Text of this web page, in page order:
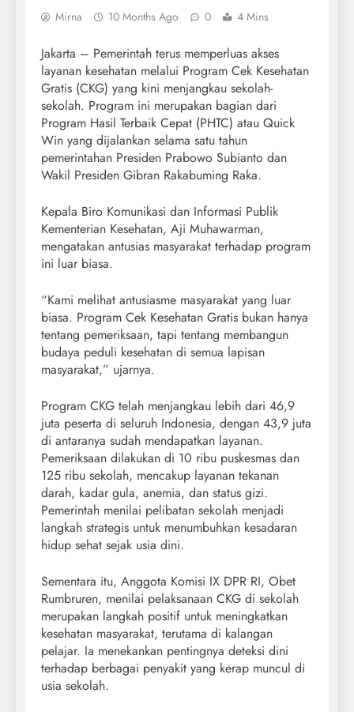
Mirna 10 Months Ago 0 4 Mins
Jakarta – Pemerintah terus memperluas akses
layanan kesehatan melalui Program Cek Kesehatan
Gratis (CKG) yang kini menjangkau sekolah-
sekolah. Program ini merupakan bagian dari
Program Hasil Terbaik Cepat (PHTC) atau Quick
Win yang dijalankan selama satu tahun
pemerintahan Presiden Prabowo Subianto dan
Wakil Presiden Gibran Rakabuming Raka.
Kepala Biro Komunikasi dan Informasi Publik
Kementerian Kesehatan, Aji Muhawarman,
mengatakan antusias masyarakat terhadap program
ini luar biasa.
“Kami melihat antusiasme masyarakat yang luar
biasa. Program Cek Kesehatan Gratis bukan hanya
tentang pemeriksaan, tapi tentang membangun
budaya peduli kesehatan di semua lapisan
masyarakat,” ujarnya.
Program CKG telah menjangkau lebih dari 46,9
juta peserta di seluruh Indonesia, dengan 43,9 juta
di antaranya sudah mendapatkan layanan.
Pemeriksaan dilakukan di 10 ribu puskesmas dan
125 ribu sekolah, mencakup layanan tekanan
darah, kadar gula, anemia, dan status gizi.
Pemerintah menilai pelibatan sekolah menjadi
langkah strategis untuk menumbuhkan kesadaran
hidup sehat sejak usia dini.
Sementara itu, Anggota Komisi IX DPR RI, Obet
Rumbruren, menilai pelaksanaan CKG di sekolah
merupakan langkah positif untuk meningkatkan
kesehatan masyarakat, terutama di kalangan
pelajar. Ia menekankan pentingnya deteksi dini
terhadap berbagai penyakit yang kerap muncul di
usia sekolah.